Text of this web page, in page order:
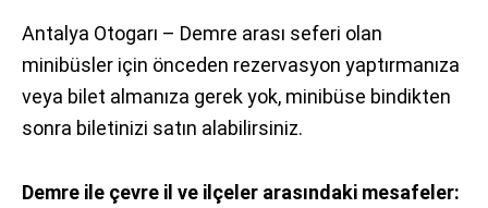
Antalya Otogarı – Demre arası seferi olan
minibüsler için önceden rezervasyon yaptırmanıza
veya bilet almanıza gerek yok, minibüse bindikten
sonra biletinizi satın alabilirsiniz.
Demre ile çevre il ve ilçeler arasındaki mesafeler: